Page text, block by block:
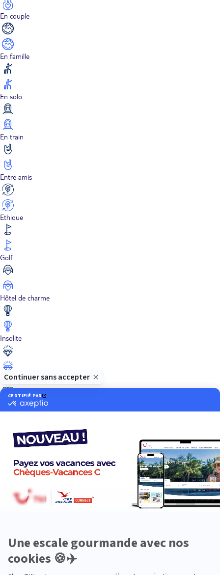
En couple
En famille
En solo
En train
Entre amis
Ethique
Golf
Hôtel de charme
Insolite
Luxe
Neige
Plongée
Premium